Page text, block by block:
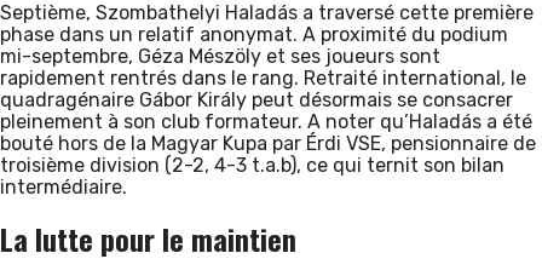
Septième, Szombathelyi Haladás a traversé cette première
phase dans un relatif anonymat. A proximité du podium
mi-septembre, Géza Mészöly et ses joueurs sont
rapidement rentrés dans le rang. Retraité international, le
quadragénaire Gábor Király peut désormais se consacrer
pleinement à son club formateur. A noter qu’Haladás a été
bouté hors de la Magyar Kupa par Érdi VSE, pensionnaire de
troisième division (2-2, 4-3 t.a.b), ce qui ternit son bilan
intermédiaire.
La lutte pour le maintien